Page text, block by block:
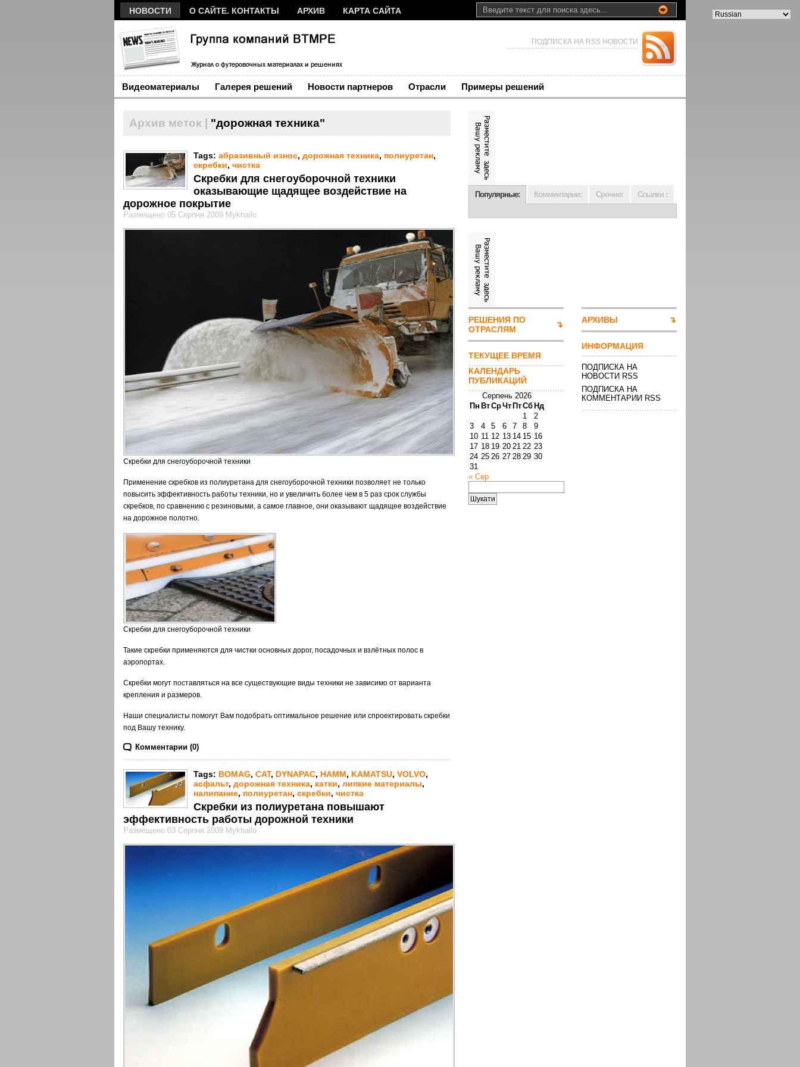
НОВОСТИ О САЙТЕ. КОНТАКТЫ АРХИВ КАРТА САЙТА
ПОДПИСКА НА RSS НОВОСТИ
Видеоматериалы Галерея решений Новости партнеров Отрасли Примеры решений
Архив меток | "дорожная техника"
Tags: абразивный износ, дорожная техника, полиуретан,
скребки, чистка
Скребки для снегоуборочной техники
оказывающие щадящее воздействие на
дорожное покрытие
Размещено 05 Серпня 2009 Mykhailo
Скребки для снегоуборочной техники
Применение скребков из полиуретана для снегоуборочной техники позволяет не только
повысить эффективность работы техники, но и увеличить более чем в 5 раз срок службы
скребков, по сравнению с резиновыми, а самое главное, они оказывают щадящее воздействие
на дорожное полотно.
Скребки для снегоуборочной техники
Такие скребки применяются для чистки основных дорог, посадочных и взлётных полос в
аэропортах.
Скребки могут поставляться на все существующие виды техники не зависимо от варианта
крепления и размеров.
Наши специалисты помогут Вам подобрать оптимальное решение или спроектировать скребки
под Вашу технику.
Комментарии (0)
Tags: BOMAG, CAT, DYNAPAC, HAMМ, KAMATSU, VOLVO,
асфальт, дорожная техника, катки, липкие материалы,
налипание, полиуретан, скребки, чистка
Скребки из полиуретана повышают
эффективность работы дорожной техники
Размещено 03 Серпня 2009 Mykhailo
Популярные: Комментарии: Срочно: Ссылки :
РЕШЕНИЯ ПО
ОТРАСЛЯМ
ТЕКУЩЕЕ ВРЕМЯ
КАЛЕНДАРЬ
ПУБЛИКАЦИЙ
Серпень 2026
Пн ВтСрЧт ПтСб Нд
1
2
3
4 5 6 7 8
9
10 11 12 13 14 15 16
17 18 19 20 21 22 23
24 25 26 27 28 29 30
31
« Сер
АРХИВЫ
ИНФОРМАЦИЯ
ПОДПИСКА НА
НОВОСТИ RSS
ПОДПИСКА НА
КОММЕНТАРИИ RSS